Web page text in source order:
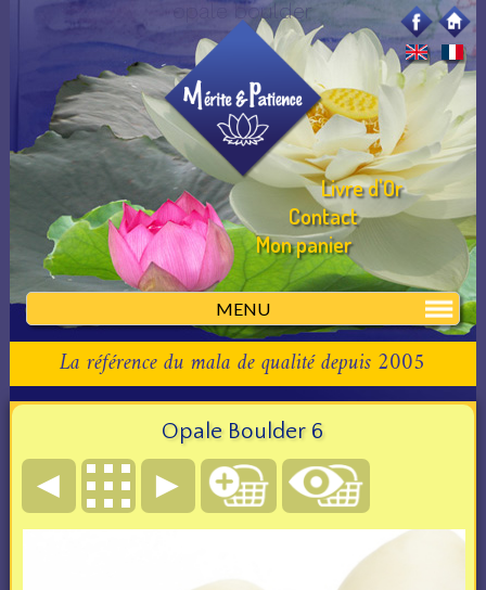
opale boulder
MENU
Livre d'Or
Contact
Mon panier
La référence du mala de qualité depuis 2005
Opale Boulder 6
◄ ►